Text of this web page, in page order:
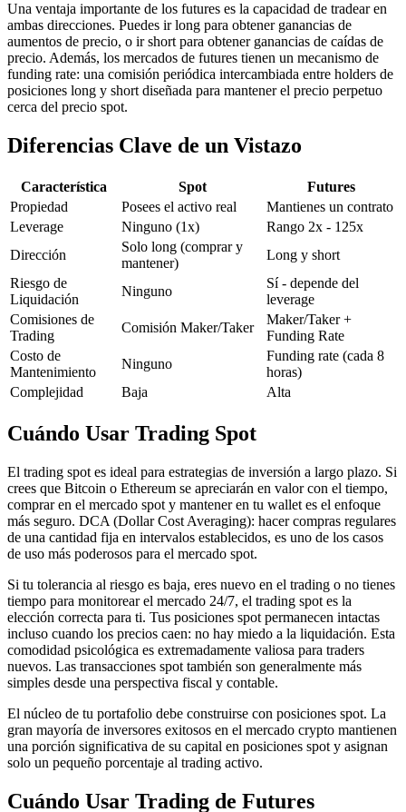
Una ventaja importante de los futures es la capacidad de tradear en
ambas direcciones. Puedes ir long para obtener ganancias de
aumentos de precio, o ir short para obtener ganancias de caídas de
precio. Además, los mercados de futures tienen un mecanismo de
funding rate: una comisión periódica intercambiada entre holders de
posiciones long y short diseñada para mantener el precio perpetuo
cerca del precio spot.
Diferencias Clave de un Vistazo
Característica Spot
Futures
Propiedad
Posees el activo real
Mantienes un contrato
Leverage
Ninguno (1x)
Rango 2x - 125x
Dirección
Solo long (comprar y
mantener)
Long y short
Riesgo de
Liquidación
Ninguno
Sí - depende del
leverage
Comisiones de
Trading
Comisión Maker/Taker
Maker/Taker +
Funding Rate
Costo de
Mantenimiento
Ninguno
Funding rate (cada 8
horas)
Complejidad
Baja Alta
Cuándo Usar Trading Spot
El trading spot es ideal para estrategias de inversión a largo plazo. Si
crees que Bitcoin o Ethereum se apreciarán en valor con el tiempo,
comprar en el mercado spot y mantener en tu wallet es el enfoque
más seguro. DCA (Dollar Cost Averaging): hacer compras regulares
de una cantidad fija en intervalos establecidos, es uno de los casos
de uso más poderosos para el mercado spot.
Si tu tolerancia al riesgo es baja, eres nuevo en el trading o no tienes
tiempo para monitorear el mercado 24/7, el trading spot es la
elección correcta para ti. Tus posiciones spot permanecen intactas
incluso cuando los precios caen: no hay miedo a la liquidación. Esta
comodidad psicológica es extremadamente valiosa para traders
nuevos. Las transacciones spot también son generalmente más
simples desde una perspectiva fiscal y contable.
El núcleo de tu portafolio debe construirse con posiciones spot. La
gran mayoría de inversores exitosos en el mercado crypto mantienen
una porción significativa de su capital en posiciones spot y asignan
solo un pequeño porcentaje al trading activo.
Cuándo Usar Trading de Futures